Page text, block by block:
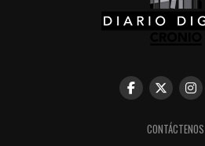
CONTÁCTENOS